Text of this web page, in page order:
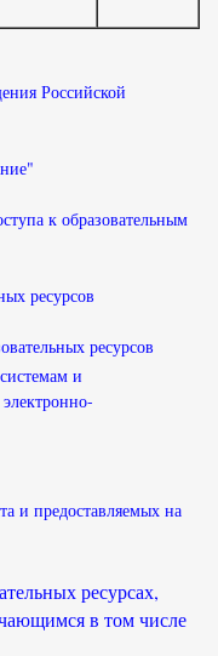
Российской
к образовательным
ресурсов
ресурсов
и
и предоставляемых на
ресурсах,
в том числе